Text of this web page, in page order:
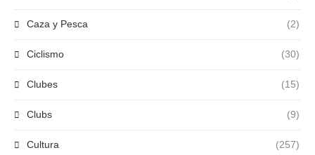
Caza y Pesca (2)
Ciclismo (30)
Clubes (15)
Clubs (9)
Cultura (257)